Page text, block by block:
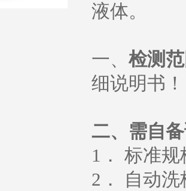
液体。
一、 检测
细说明书 ！
二、需自
1 ． 标准
2 ． 自动